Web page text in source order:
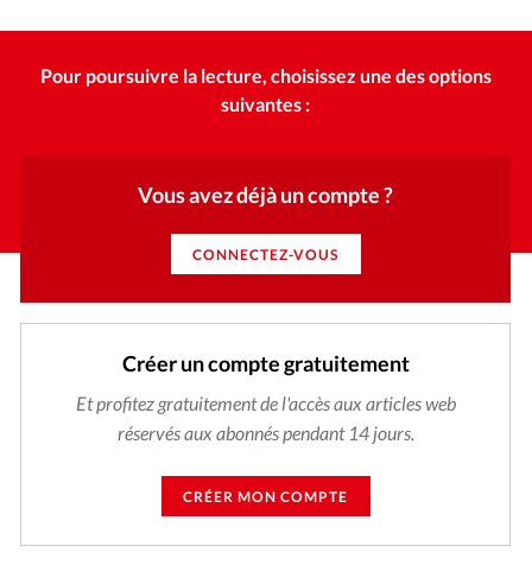
Opinions
Publireportage
Relations Aujourd'hui
Tour du monde des Eglises
Vécu
Vie Intérieure
Pour poursuivre la lecture, choisissez une des options
suivantes :
Vous avez déjà un compte ?
CONNECTEZ-VOUS
Créer un compte gratuitement
Et profitez gratuitement de l'accès aux articles web
réservés aux abonnés pendant 14 jours.
CRÉER MON COMPTE